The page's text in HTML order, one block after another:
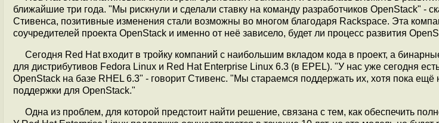
ближайшие три года. "Мы рискнули и сделали ставку на команду разработчиков OpenStack" -
Стивенса, позитивные изменения стали возможны во многом благодаря Rackspace. Эта
соучредителей проекта OpenStack и именно от неё зависело, будет ли процесс развития
Сегодня Red Hat входит в тройку компаний с наибольшим вкладом кода в проект, а
для дистрибутивов Fedora Linux и Red Hat Enterprise Linux 6.3 (в EPEL). "У нас уже сегодня
OpenStack на базе RHEL 6.3" - говорит Стивенс. "Мы стараемся поддержать их, хотя пока
поддержки для OpenStack."
Одна из проблем, для которой предстоит найти решение, связана с тем, как обеспечить